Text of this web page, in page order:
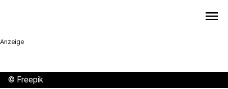
menu
Anzeige
© Freepik